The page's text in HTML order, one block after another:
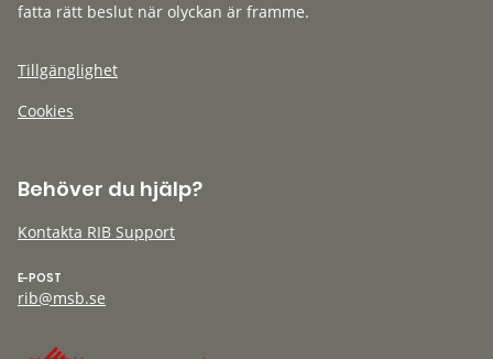
fatta rätt beslut när olyckan är framme.
Tillgänglighet
Cookies
Behöver du hjälp?
Kontakta RIB Support
E-POST
rib@msb.se